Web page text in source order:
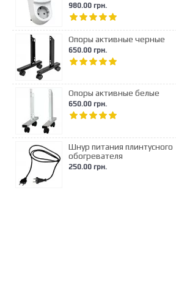
980.00 грн.
Опоры активные черные
650.00 грн.
Опоры активные белые
650.00 грн.
Шнур питания плинтусного
обогревателя
250.00 грн.